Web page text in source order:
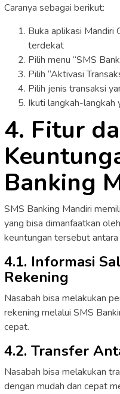
Caranya sebagai berikut:
Buka aplikasi Mandiri
terdekat
Pilih menu “SMS
Pilih “Aktivasi
Pilih jenis transaksi
Ikuti langkah-
4. Fitur
Banking
SMS Banking Mandiri
yang bisa dimanfaatkan
keuntungan tersebut antara
4.1. Informasi
Rekening
Nasabah bisa melakukan
rekening melalui SMS
cepat.
4.2. Transfer
Nasabah bisa melakukan
dengan mudah dan cepat